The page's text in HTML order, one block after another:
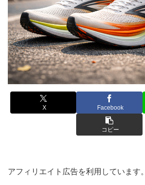
X Facebook
コピー
アフィリエイト広告を利用しています。